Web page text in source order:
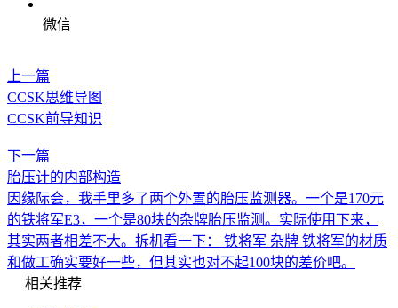
微信
上一篇
CCSK思维导图
CCSK前导知识
下一篇
胎压计的内部构造
因缘际会，我手里多了两个外置的胎压监测器。一个是170元
的铁将军E3，一个是80块的杂牌胎压监测。实际使用下来，
其实两者相差不大。拆机看一下： 铁将军 杂牌 铁将军的材质
和做工确实要好一些，但其实也对不起100块的差价吧。
相关推荐